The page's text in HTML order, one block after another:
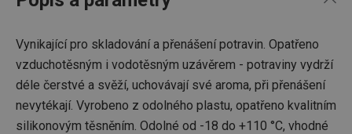
Vynikající pro skladování a přenášení potravin. Opatřeno
vzduchotěsným i vodotěsným uzávěrem - potraviny vydrží
déle čerstvé a svěží, uchovávají své aroma, při přenášení
nevytékají. Vyrobeno z odolného plastu, opatřeno kvalitním
silikonovým těsněním. Odolné od -18 do +110 °C, vhodné